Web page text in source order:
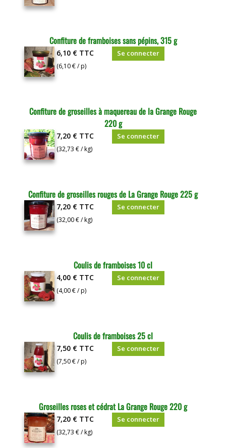
Confiture de framboises sans pépins, 315 g
6,10 € TTC
(6,10 € / p)
Se connecter
Confiture de groseilles à maquereau de la Grange Rouge
220 g
7,20 € TTC
(32,73 € / kg)
Se connecter
Confiture de groseilles rouges de La Grange Rouge 225 g
7,20 € TTC
(32,00 € / kg)
Se connecter
Coulis de framboises 10 cl
4,00 € TTC
(4,00 € / p)
Se connecter
Coulis de framboises 25 cl
7,50 € TTC
(7,50 € / p)
Se connecter
Groseilles roses et cédrat La Grange Rouge 220 g
7,20 € TTC
(32,73 € / kg)
Se connecter